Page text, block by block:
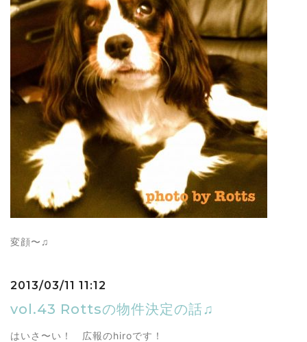
変顔〜♫
2013/03/11 11:12
vol.43 Rottsの物件決定の話♫
はいさ〜い！ 広報のhiroです！